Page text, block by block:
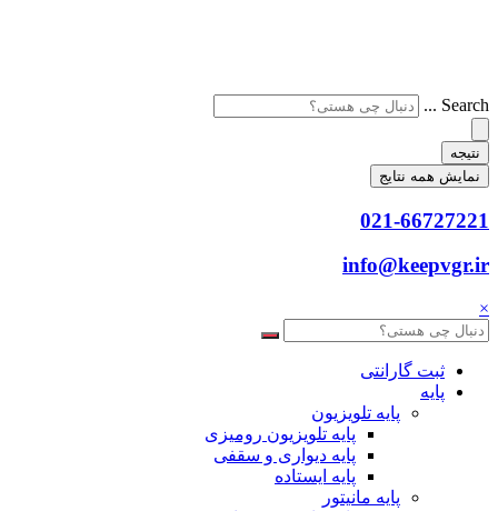
Search ...
نتیجه
نمایش همه نتایج
021-66727221
info@keepvgr.ir
×
ثبت گارانتی
پایه
پایه تلویزیون
پایه تلویزیون رومیزی
پایه دیواری و سقفی
پایه ایستاده
پایه مانیتور